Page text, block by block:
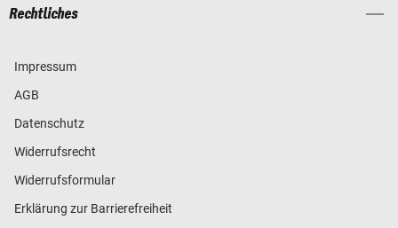
Rechtliches
Impressum
AGB
Datenschutz
Widerrufsrecht
Widerrufsformular
Erklärung zur Barrierefreiheit